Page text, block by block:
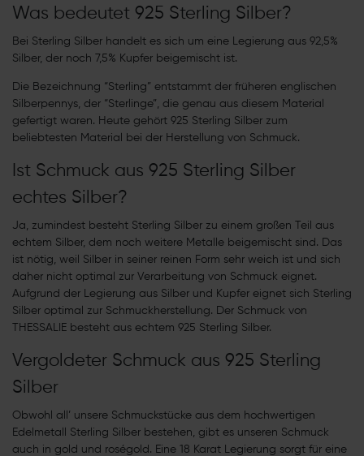
Was bedeutet 925 Sterling Silber?
Bei Sterling Silber handelt es sich um eine Legierung aus 92,5%
Silber, der noch 7,5% Kupfer beigemischt ist.
Die Bezeichnung “Sterling” entstammt der früheren englischen
Silberpennys, der “Sterlinge”, die genau aus diesem Material
gefertigt waren. Heute gehört 925 Sterling Silber zum
beliebtesten Material bei der Herstellung von Schmuck.
Ist Schmuck aus 925 Sterling Silber
echtes Silber?
Ja, zumindest besteht Sterling Silber zu einem großen Teil aus
echtem Silber, dem noch weitere Metalle beigemischt sind. Das
ist nötig, weil Silber in seiner reinen Form sehr weich ist und sich
daher nicht optimal zur Verarbeitung von Schmuck eignet.
Aufgrund der Legierung aus Silber und Kupfer eignet sich Sterling
Silber optimal zur Schmuckherstellung. Der Schmuck von
THESSALIE besteht aus echtem 925 Sterling Silber.
Vergoldeter Schmuck aus 925 Sterling
Silber
Obwohl all’ unsere Schmuckstücke aus dem hochwertigen
Edelmetall Sterling Silber bestehen, gibt es unseren Schmuck
auch in gold und roségold. Eine 18 Karat Legierung sorgt für eine